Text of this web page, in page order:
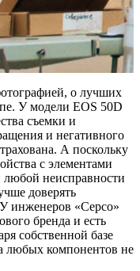
о лучших
У модели EOS 50D
съемки и
и негативного
А поскольку
с элементами
неисправности
доверять
инженеров «Серсо»
бренда и есть
собственной базе
любых компонентов не